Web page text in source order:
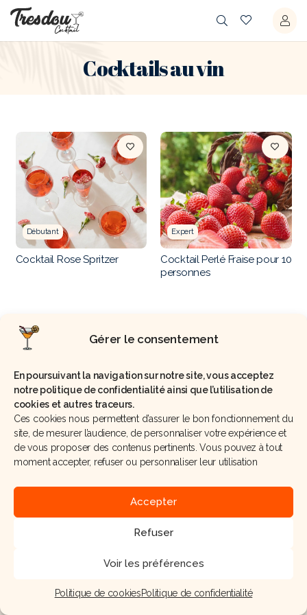
Gérer le consentement
En poursuivant la navigation sur notre site, vous acceptez
notre politique de confidentialité ainsi que l’utilisation de
cookies et autres traceurs.
Ces cookies nous permettent d’assurer le bon fonctionnement du
site, de mesurer l’audience, de personnaliser votre expérience et
de vous proposer des contenus pertinents. Vous pouvez à tout
moment accepter, refuser ou personnaliser leur utilisation
Accepter
Refuser
Voir les préférences
Politique de cookiesPolitique de confidentialité
Cocktails au vin
Débutant
Cocktail Rose Spritzer
Expert
Cocktail Perlé Fraise pour 10
personnes
Formation Nos recettes Actualités
Mentions légales Politique de confidentialité CGV
L’abus d’alcool est dangereux pour la santé, consommez avec modération.
Tresdou – 2025 – Tous droits réservés | Site internet réalisé par l’agence web